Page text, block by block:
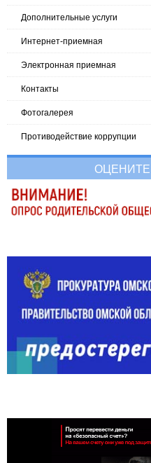
Дополнительные услуги
Интернет-приемная
Электронная приемная
Контакты
Фотогалерея
Противодействие коррупции